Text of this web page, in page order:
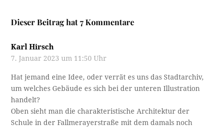
Dieser Beitrag hat 7 Kommentare
Karl Hirsch
7. Januar 2023 um 11:50 Uhr
Hat jemand eine Idee, oder verrät es uns das Stadtarchiv,
um welches Gebäude es sich bei der unteren Illustration
handelt?
Oben sieht man die charakteristische Architektur der
Schule in der Fallmerayerstraße mit dem damals noch